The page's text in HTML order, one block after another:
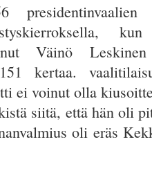
Väinö
kertaa.
ei voinut olla
siitä, että hän oli
oli eräs